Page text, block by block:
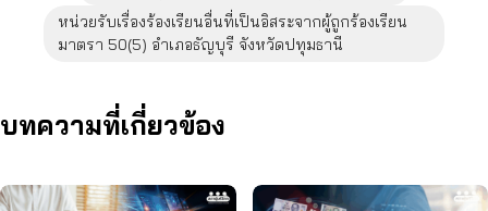
หน่วยรับเรื่องร้องเรียนอื่นที่เป็นอิสระจากผู้ถูกร้องเรียน
มาตรา 50(5) อำเภอธัญบุรี จังหวัดปทุมธานี
บทความที่เกี่ยวข้อง